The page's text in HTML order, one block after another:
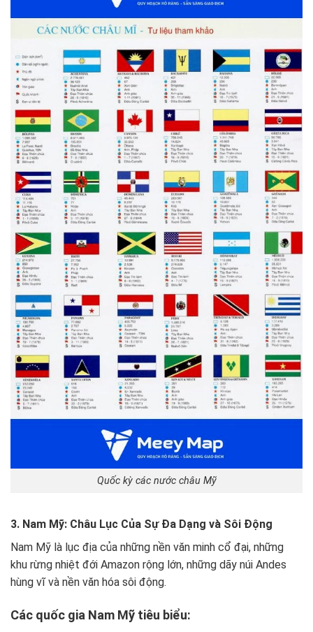
Quốc kỳ các nước châu Mỹ
3. Nam Mỹ: Châu Lục Của Sự Đa Dạng và Sôi Động
Nam Mỹ là lục địa của những nền văn minh cổ đại, những
khu rừng nhiệt đới Amazon rộng lớn, những dãy núi Andes
hùng vĩ và nền văn hóa sôi động.
Các quốc gia Nam Mỹ tiêu biểu: